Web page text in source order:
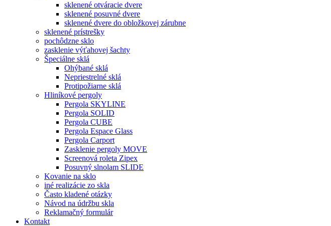
sklenené otváracie dvere
sklenené posuvné dvere
sklenené dvere do obložkovej zárubne
sklenené prístrešky
pochôdzne sklo
zasklenie výťahovej šachty
Špeciálne sklá
Ohýbané sklá
Nepriestrelné sklá
Protipožiarne sklá
Hliníkové pergoly
Pergola SKYLINE
Pergola SOLID
Pergola CUBE
Pergola Espace Glass
Pergola Carport
Zasklenie pergoly MOVE
Screenová roleta Zipex
Posuvný slnolam SLIDE
Kovanie na sklo
iné realizácie zo skla
Často kladené otázky
Návod na údržbu skla
Reklamačný formulár
Kontakt